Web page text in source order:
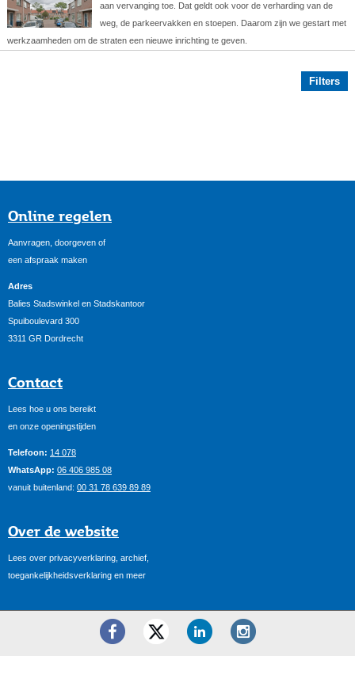
aan vervanging toe. Dat geldt ook voor de verharding van de
weg, de parkeervakken en stoepen. Daarom zijn we gestart met
werkzaamheden om de straten een nieuwe inrichting te geven.
Filters
Online regelen
Aanvragen, doorgeven of
een afspraak maken
Adres
Balies Stadswinkel en Stadskantoor
Spuiboulevard 300
3311 GR Dordrecht
Contact
Lees hoe u ons bereikt
en onze openingstijden
Telefoon: 14 078
WhatsApp: 06 406 985 08
vanuit buitenland: 00 31 78 639 89 89
Over de website
Lees over privacyverklaring, archief,
toegankelijkheidsverklaring en meer